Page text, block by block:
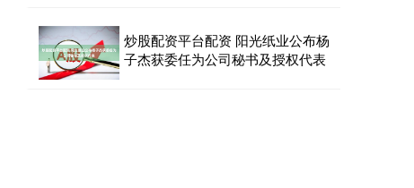
炒股配资平台配资 阳光纸业公布杨
子杰获委任为公司秘书及授权代表